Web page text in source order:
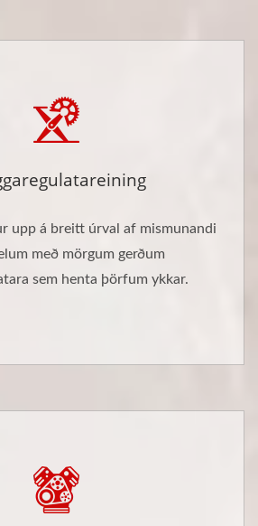
upp á breitt úrval af mismunandi
með mörgum gerðum
sem henta þörfum ykkar.